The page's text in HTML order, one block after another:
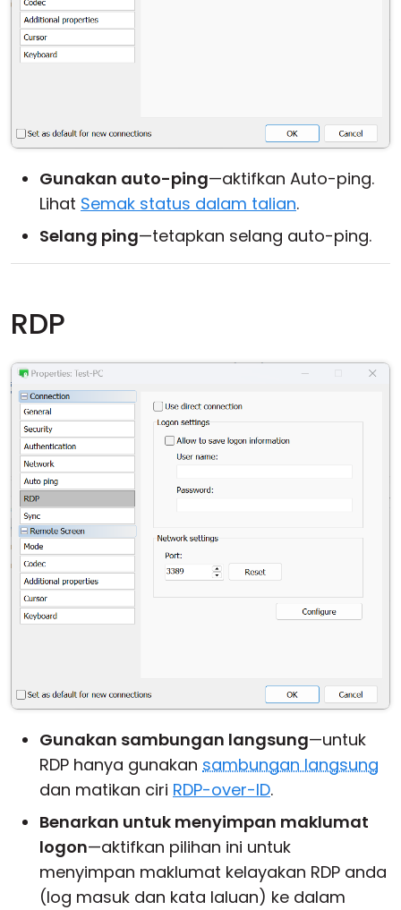
Gunakan auto-ping—aktifkan Auto-ping.
Lihat Semak status dalam talian.
Selang ping—tetapkan selang auto-ping.
RDP
Gunakan sambungan langsung—untuk
RDP hanya gunakan sambungan langsung
dan matikan ciri RDP-over-ID.
Benarkan untuk menyimpan maklumat
logon—aktifkan pilihan ini untuk
menyimpan maklumat kelayakan RDP anda
(log masuk dan kata laluan) ke dalam